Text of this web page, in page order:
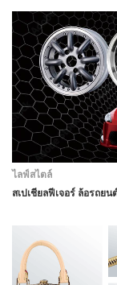
ไลฟ์สไตล์
สเปเชียลฟีเจอร์ ล้อรถยน